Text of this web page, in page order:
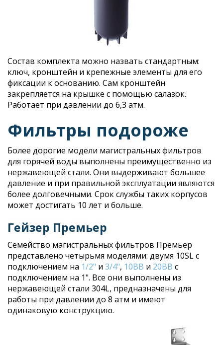
Состав комплекта можно назвать стандартным:
ключ, кронштейн и крепежные элементы для его
фиксации к основанию. Сам кронштейн
закрепляется на крышке с помощью салазок.
Работает при давлении до 6,3 атм.
Фильтры подороже
Более дорогие модели магистральных фильтров
для горячей воды выполнены преимущественно из
нержавеющей стали. Они выдерживают большее
давление и при правильной эксплуатации являются
более долговечными. Срок службы таких корпусов
может достигать 10 лет и больше.
Гейзер Премьер
Семейство магистральных фильтров Премьер
представлено четырьмя моделями: двумя 10SL с
подключением на 1/2" и 3/4", 10BB и 20BB с
подключением на 1". Все они выполнены из
нержавеющей стали 304L, предназначены для
работы при давлении до 8 атм и имеют
одинаковую конструкцию.